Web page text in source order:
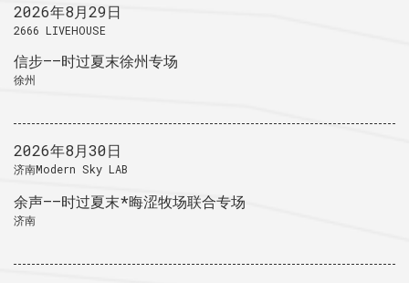
2026年8月29日
2666 LIVEHOUSE
信步——时过夏末徐州专场
徐州
2026年8月30日
济南Modern Sky LAB
余声——时过夏末*晦涩牧场联合专场
济南